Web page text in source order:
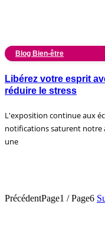
Blog Bien-être
Libérez votre esprit
réduire le stress
L'exposition continue aux
notifications saturent
une
PrécédentPage1 / Page6